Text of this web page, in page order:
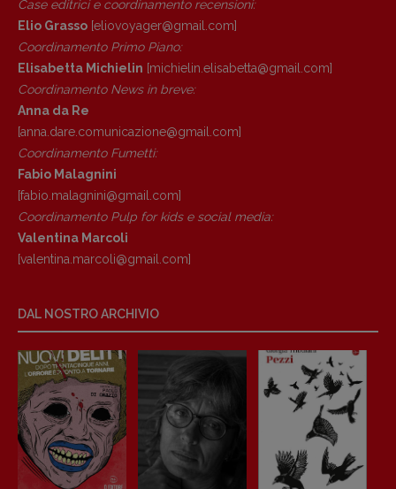
Case editrici e coordinamento recensioni:
Elio Grasso [eliovoyager@gmail.com]
Coordinamento Primo Piano:
Elisabetta Michielin [michielin.elisabetta@gmail.com]
Coordinamento News in breve:
Anna da Re
[anna.dare.comunicazione@gmail.com]
Coordinamento Fumetti:
Fabio Malagnini
[fabio.malagnini@gmail.com]
Coordinamento Pulp for kids e social media:
Valentina Marcoli
[valentina.marcoli@gmail.com]
DAL NOSTRO ARCHIVIO